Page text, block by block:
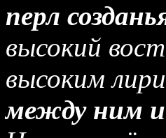
перл
высокий
высоким
между ним и